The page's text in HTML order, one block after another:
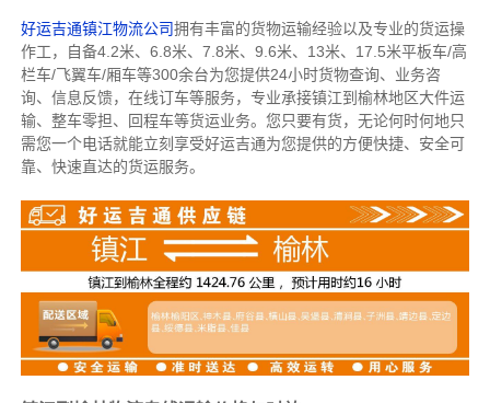
好运吉通镇江物流公司拥有丰富的货物运输经验以及专业的货运操
作工，自备4.2米、6.8米、7.8米、9.6米、13米、17.5米平板车/高
栏车/飞翼车/厢车等300余台为您提供24小时货物查询、业务咨
询、信息反馈，在线订车等服务， 专业承接镇江到榆林地区大件运
输、整车零担、回程车等货运业务。 您只要有货，无论何时何地只
需您一个电话就能立刻享受好运吉通为您提供的方便快捷、安全可
靠、快速直达的货运服务。